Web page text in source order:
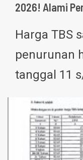
2026! Alami
Harga TBS
penurunan
tanggal 11